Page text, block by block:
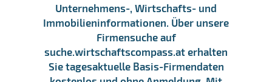
Unternehmens-, Wirtschafts- und
Immobilieninformationen. Über unsere
Firmensuche auf
suche.wirtschaftscompass.at erhalten
Sie tagesaktuelle Basis-Firmendaten